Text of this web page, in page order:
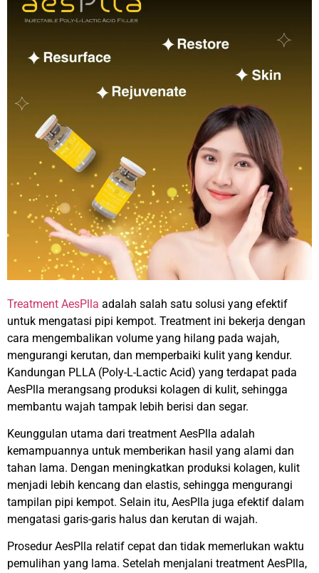
Treatment AesPlla adalah salah satu solusi yang efektif
untuk mengatasi pipi kempot. Treatment ini bekerja dengan
cara mengembalikan volume yang hilang pada wajah,
mengurangi kerutan, dan memperbaiki kulit yang kendur.
Kandungan PLLA (Poly-L-Lactic Acid) yang terdapat pada
AesPlla merangsang produksi kolagen di kulit, sehingga
membantu wajah tampak lebih berisi dan segar.
Keunggulan utama dari treatment AesPlla adalah
kemampuannya untuk memberikan hasil yang alami dan
tahan lama. Dengan meningkatkan produksi kolagen, kulit
menjadi lebih kencang dan elastis, sehingga mengurangi
tampilan pipi kempot. Selain itu, AesPlla juga efektif dalam
mengatasi garis-garis halus dan kerutan di wajah.
Prosedur AesPlla relatif cepat dan tidak memerlukan waktu
pemulihan yang lama. Setelah menjalani treatment AesPlla,